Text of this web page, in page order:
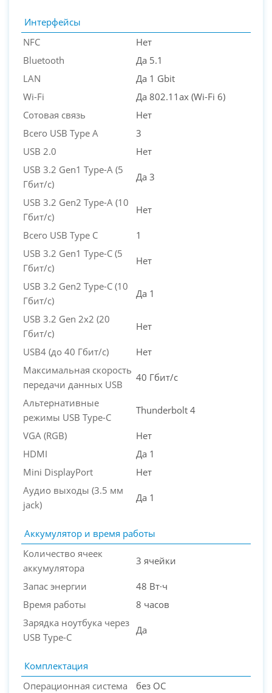
Интерфейсы
NFC
Нет
Bluetooth
Да 5.1
LAN
Да 1 Gbit
Wi-Fi
Да 802.11ax (Wi-Fi 6)
Сотовая связь
Нет
Всего USB Type A
3
USB 2.0
Нет
USB 3.2 Gen1 Type-A (5
Гбит/с)
Да 3
USB 3.2 Gen2 Type-A (10
Гбит/с)
Нет
Всего USB Type C
1
USB 3.2 Gen1 Type-C (5
Гбит/с)
Нет
USB 3.2 Gen2 Type-C (10
Гбит/с)
Да 1
USB 3.2 Gen 2x2 (20
Гбит/с)
Нет
USB4 (до 40 Гбит/с)
Нет
Максимальная скорость
передачи данных USB
40 Гбит/с
Альтернативные
режимы USB Type-C
Thunderbolt 4
VGA (RGB)
Нет
HDMI
Да 1
Mini DisplayPort
Нет
Аудио выходы (3.5 мм
jack)
Да 1
Аккумулятор и время работы
Количество ячеек
аккумулятора
3 ячейки
Запас энергии
48 Вт·ч
Время работы
8 часов
Зарядка ноутбука через
USB Type-C
Да
Комплектация
Операционная система
без ОС